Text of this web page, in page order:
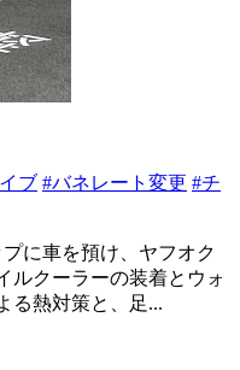
ブ #バネレート変更 #チ
に車を預け、ヤフオク
ルクーラーの装着とウォ
る熱対策と、足...